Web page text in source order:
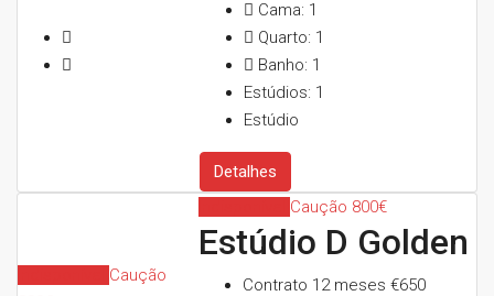
Cama: 1
Quarto: 1
Banho: 1
Estúdios: 1
Estúdio
Detalhes
Caução
Caução 800€
Estúdio D Golden
Contrato 12 meses €650